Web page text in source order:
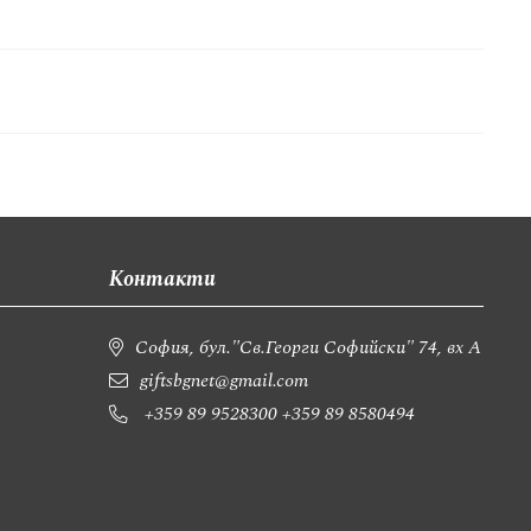
Контакти
София, бул."Св.Георги Софийски" 74, вх А
giftsbgnet@gmail.com
+359 89 9528300+359 89 8580494